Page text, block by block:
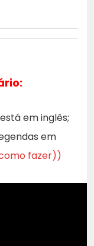
em inglês;
em
fazer))